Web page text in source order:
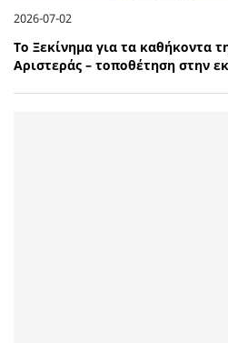
2026-07-02
Το Ξεκίνημα για τα καθήκοντα
Αριστεράς – τοποθέτηση στην